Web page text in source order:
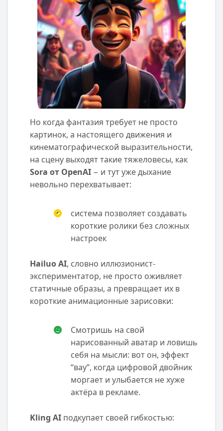
Но когда фантазия требует не просто
картинок, а настоящего движения и
кинематографической выразительности,
на сцену выходят такие тяжеловесы, как
Sora от OpenAI − и тут уже дыхание
невольно перехватывает:
система позволяет создавать
короткие ролики без сложных
настроек
Hailuo AI, словно иллюзионист-
экспериментатор, не просто оживляет
статичные образы, а превращает их в
короткие анимационные зарисовки:
Смотришь на свой
нарисованный аватар и ловишь
себя на мысли: вот он, эффект
“вау”, когда цифровой двойник
моргает и улыбается не хуже
актёра в рекламе.
Kling AI подкупает своей гибкостью: